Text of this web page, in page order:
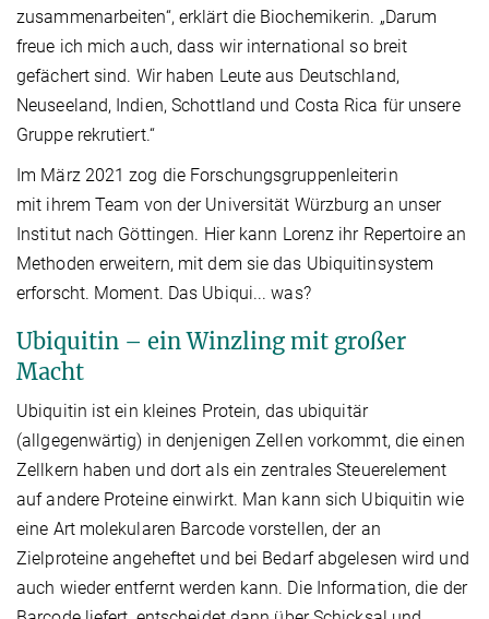
zusammenarbeiten“, erklärt die Biochemikerin. „Darum
freue ich mich auch, dass wir international so breit
gefächert sind. Wir haben Leute aus Deutschland,
Neuseeland, Indien, Schottland und Costa Rica für unsere
Gruppe rekrutiert.“
Im März 2021 zog die Forschungsgruppenleiterin
mit ihrem Team von der Universität Würzburg an unser
Institut nach Göttingen. Hier kann Lorenz ihr Repertoire an
Methoden erweitern, mit dem sie das Ubiquitinsystem
erforscht. Moment. Das Ubiqui... was?
Ubiquitin – ein Winzling mit großer
Macht
Ubiquitin ist ein kleines Protein, das ubiquitär
(allgegenwärtig) in denjenigen Zellen vorkommt, die einen
Zellkern haben und dort als ein zentrales Steuerelement
auf andere Proteine einwirkt. Man kann sich Ubiquitin wie
eine Art mole­kularen Barcode vorstellen, der an
Zielproteine angeheftet und bei Bedarf abgelesen wird und
auch wieder entfernt werden kann. Die Information, die der